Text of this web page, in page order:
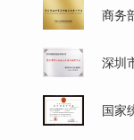
商务
深圳
国家